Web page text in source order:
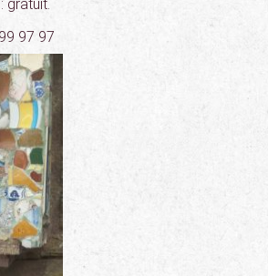
gratuit.
97 97